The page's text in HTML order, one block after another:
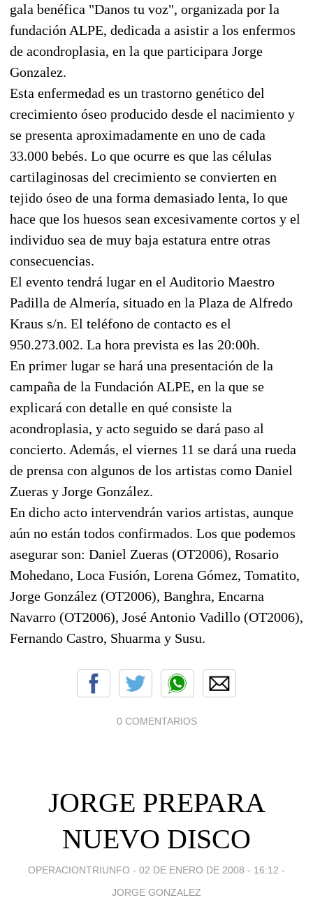
gala benéfica "Danos tu voz", organizada por la
fundación ALPE, dedicada a asistir a los enfermos
de acondroplasia, en la que participara Jorge
Gonzalez.
Esta enfermedad es un trastorno genético del
crecimiento óseo producido desde el nacimiento y
se presenta aproximadamente en uno de cada
33.000 bebés. Lo que ocurre es que las células
cartilaginosas del crecimiento se convierten en
tejido óseo de una forma demasiado lenta, lo que
hace que los huesos sean excesivamente cortos y el
individuo sea de muy baja estatura entre otras
consecuencias.
El evento tendrá lugar en el Auditorio Maestro
Padilla de Almería, situado en la Plaza de Alfredo
Kraus s/n. El teléfono de contacto es el
950.273.002. La hora prevista es las 20:00h.
En primer lugar se hará una presentación de la
campaña de la Fundación ALPE, en la que se
explicará con detalle en qué consiste la
acondroplasia, y acto seguido se dará paso al
concierto. Además, el viernes 11 se dará una rueda
de prensa con algunos de los artistas como Daniel
Zueras y Jorge González.
En dicho acto intervendrán varios artistas, aunque
aún no están todos confirmados. Los que podemos
asegurar son: Daniel Zueras (OT2006), Rosario
Mohedano, Loca Fusión, Lorena Gómez, Tomatito,
Jorge González (OT2006), Banghra, Encarna
Navarro (OT2006), José Antonio Vadillo (OT2006),
Fernando Castro, Shuarma y Susu.
0 COMENTARIOS
JORGE PREPARA
NUEVO DISCO
OPERACIONTRIUNFO - 02 DE ENERO DE 2008 - 16:12 -
JORGE GONZALEZ